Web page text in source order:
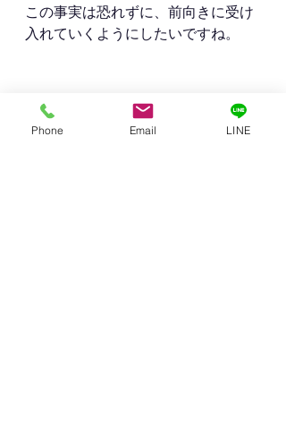
この事実は恐れずに、前向きに受け
入れていくようにしたいですね。
最後に下の質問もして見ました！
Phone Email LINE